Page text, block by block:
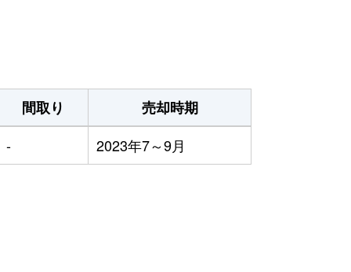
間取り
売却時期
-
2023年7～9月